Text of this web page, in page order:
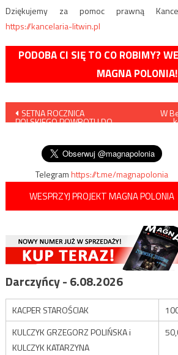
Dziękujemy za pomoc prawną
https://kancelaria-litwin.pl
PODOBA CI SIĘ TO CO ROBIMY?
MAGNA POLONIA!
Nawigacja
SETNA ROCZNICA
POLSKIEGO POWROTU DO
W
Telegramhttps://t.me/magnapolonia
WESPRZYJ PROJEKT MAGNA POLONIA
Darczyńcy - 6.08.2026
KACPER STAROŚCIAK
KULCZYK GRZEGORZ POLIŃSKA i
KULCZYK KATARZYNA